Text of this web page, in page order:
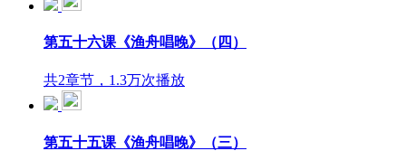
第五十六课《渔舟唱晚》（四）
共2章节，1.3万次播放
第五十五课《渔舟唱晚》（三）